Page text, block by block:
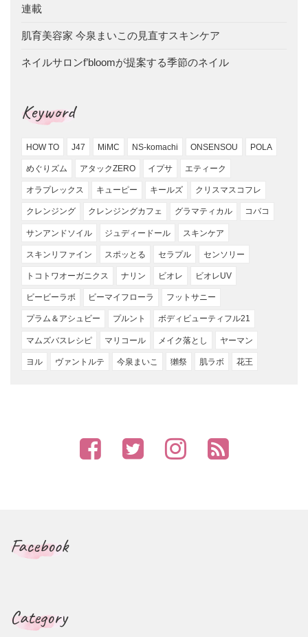
連載
肌育美容家 今泉まいこの見直すスキンケア
ネイルサロンf’bloomが提案する季節のネイル
Keyword
HOW TO J47 MiMC NS-komachi ONSENSOU POLA
めぐりズム アタックZERO イプサ エティーク
オラプレックス キューピー キールズ クリスマスコフレ
クレンジング クレンジングカフェ グラマティカル コバコ
サンアンドソイル ジュディードール スキンケア
スキンリファイン スポッとる セラプル センソリー
トコトワオーガニクス ナリン ビオレ ビオレUV
ビービーラボ ビーマイフローラ フットサニー
プラム＆アシュビー プルント ボディビューティフル21
マムズバスレシピ マリコール メイク落とし ヤーマン
ヨル ヴァントルテ 今泉まいこ 獺祭 肌ラボ 花王
Facebook
Category